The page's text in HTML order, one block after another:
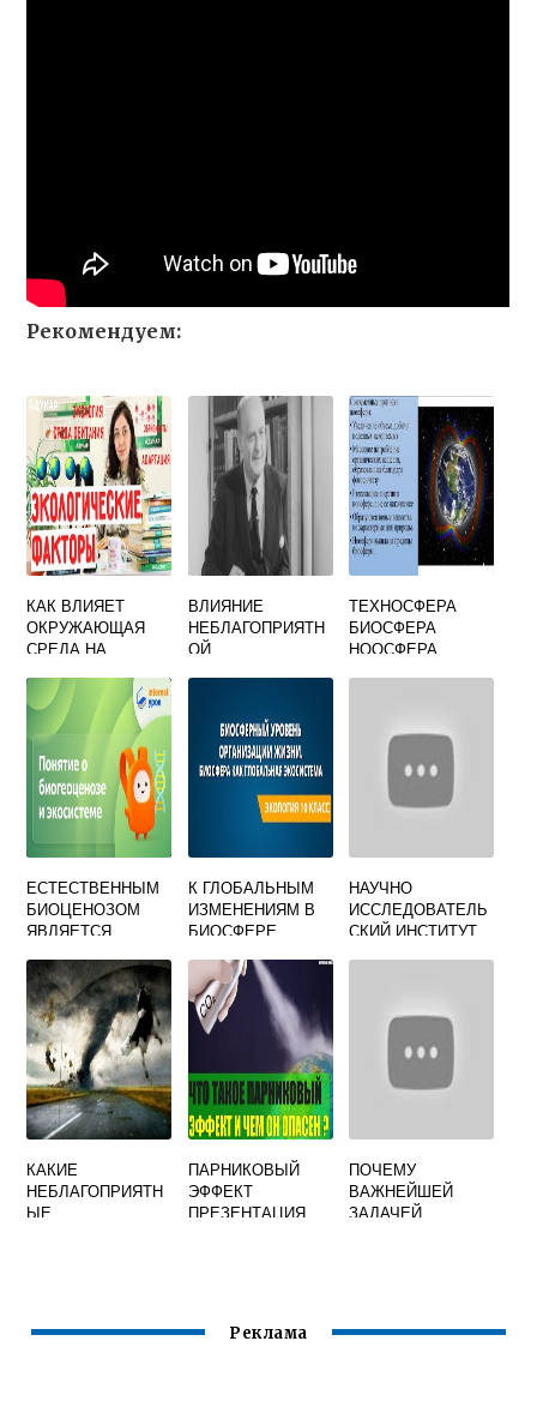
Рекомендуем:
КАК ВЛИЯЕТ
ОКРУЖАЮЩАЯ
СРЕДА НА
ЧЕЛОВЕКА
КРАТКО
ВЛИЯНИЕ
НЕБЛАГОПРИЯТН
ОЙ
ЧЕЛОВЕКА
ТЕХНОСФЕРА
БИОСФЕРА
НООСФЕРА
ЕСТЕСТВЕННЫМ
БИОЦЕНОЗОМ
ЯВЛЯЕТСЯ
К ГЛОБАЛЬНЫМ
ИЗМЕНЕНИЯМ В
БИОСФЕРЕ
НАУЧНО
ИССЛЕДОВАТЕЛЬ
СКИЙ ИНСТИТУТ
КАКИЕ
НЕБЛАГОПРИЯТН
ЫЕ
ПАРНИКОВЫЙ
ЭФФЕКТ
ПРЕЗЕНТАЦИЯ
ПОЧЕМУ
ВАЖНЕЙШЕЙ
ЗАДАЧЕЙ
Реклама